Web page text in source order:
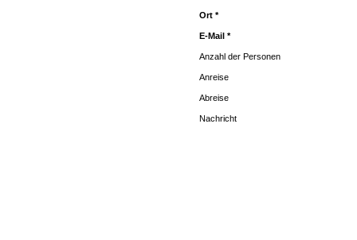
Ort *
E-Mail *
Anzahl der Personen
Anreise
Abreise
Nachricht